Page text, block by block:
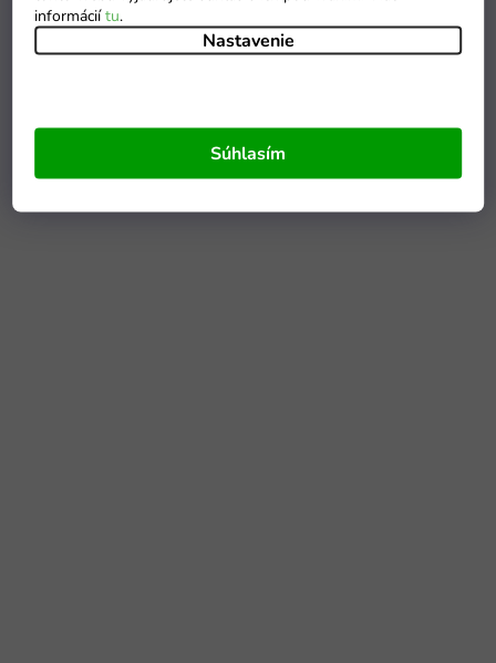
informáciítu.
Nastavenie
Súhlasím